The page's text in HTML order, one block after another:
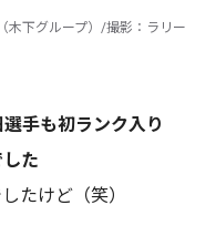
木下グループ）/撮影：ラリー
選手も初ランク入り
た
たけど（笑）